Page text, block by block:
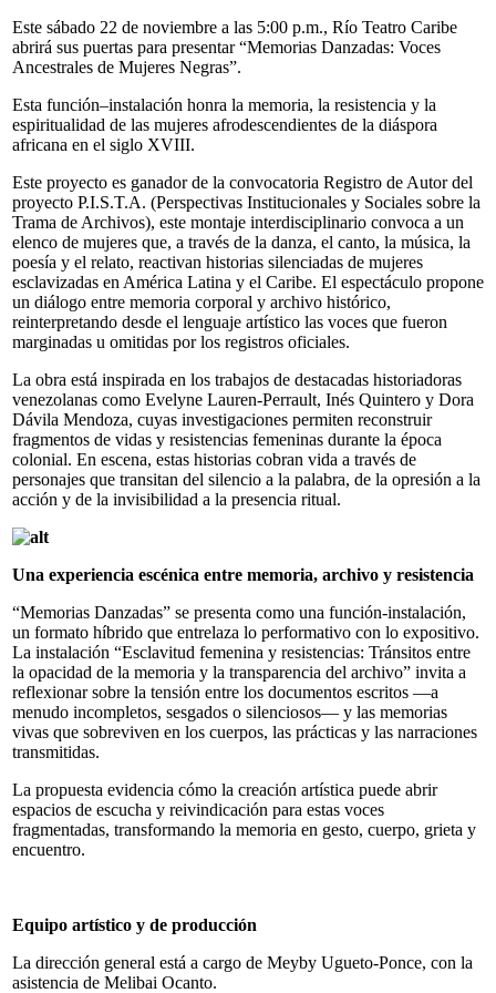
Este sábado 22 de noviembre a las 5:00 p.m., Río Teatro Caribe
abrirá sus puertas para presentar “Memorias Danzadas: Voces
Ancestrales de Mujeres Negras”.
Esta función–instalación honra la memoria, la resistencia y la
espiritualidad de las mujeres afrodescendientes de la diáspora
africana en el siglo XVIII.
Este proyecto es ganador de la convocatoria Registro de Autor del
proyecto P.I.S.T.A. (Perspectivas Institucionales y Sociales sobre la
Trama de Archivos), este montaje interdisciplinario convoca a un
elenco de mujeres que, a través de la danza, el canto, la música, la
poesía y el relato, reactivan historias silenciadas de mujeres
esclavizadas en América Latina y el Caribe. El espectáculo propone
un diálogo entre memoria corporal y archivo histórico,
reinterpretando desde el lenguaje artístico las voces que fueron
marginadas u omitidas por los registros oficiales.
La obra está inspirada en los trabajos de destacadas historiadoras
venezolanas como Evelyne Lauren-Perrault, Inés Quintero y Dora
Dávila Mendoza, cuyas investigaciones permiten reconstruir
fragmentos de vidas y resistencias femeninas durante la época
colonial. En escena, estas historias cobran vida a través de
personajes que transitan del silencio a la palabra, de la opresión a la
acción y de la invisibilidad a la presencia ritual.
Una experiencia escénica entre memoria, archivo y resistencia
“Memorias Danzadas” se presenta como una función-instalación,
un formato híbrido que entrelaza lo performativo con lo expositivo.
La instalación “Esclavitud femenina y resistencias: Tránsitos entre
la opacidad de la memoria y la transparencia del archivo” invita a
reflexionar sobre la tensión entre los documentos escritos —a
menudo incompletos, sesgados o silenciosos— y las memorias
vivas que sobreviven en los cuerpos, las prácticas y las narraciones
transmitidas.
La propuesta evidencia cómo la creación artística puede abrir
espacios de escucha y reivindicación para estas voces
fragmentadas, transformando la memoria en gesto, cuerpo, grieta y
encuentro.
Equipo artístico y de producción
La dirección general está a cargo de Meyby Ugueto-Ponce, con la
asistencia de Melibai Ocanto.